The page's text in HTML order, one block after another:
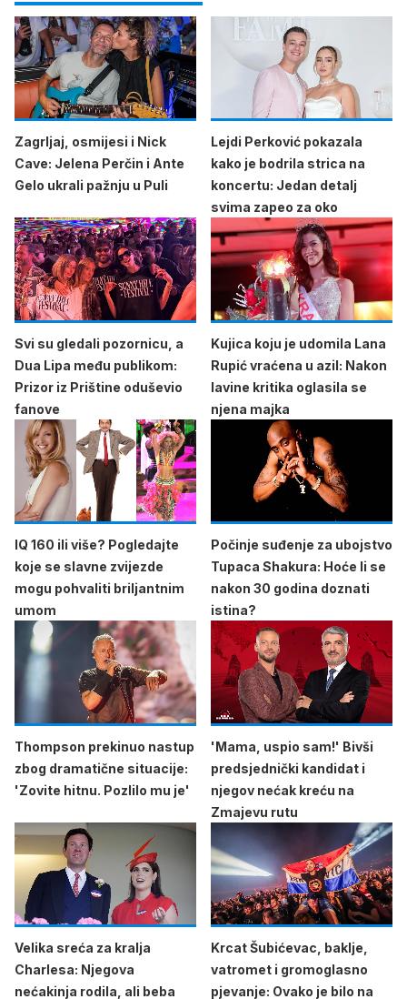
Zagrljaj, osmijesi i Nick
Cave: Jelena Perčin i Ante
Gelo ukrali pažnju u Puli
Lejdi Perković pokazala
kako je bodrila strica na
koncertu: Jedan detalj
svima zapeo za oko
Svi su gledali pozornicu, a
Dua Lipa među publikom:
Prizor iz Prištine oduševio
fanove
Kujica koju je udomila Lana
Rupić vraćena u azil: Nakon
lavine kritika oglasila se
njena majka
IQ 160 ili više? Pogledajte
koje se slavne zvijezde
mogu pohvaliti briljantnim
umom
Počinje suđenje za ubojstvo
Tupaca Shakura: Hoće li se
nakon 30 godina doznati
istina?
Thompson prekinuo nastup
zbog dramatične situacije:
'Zovite hitnu. Pozlilo mu je'
'Mama, uspio sam!' Bivši
predsjednički kandidat i
njegov nećak kreću na
Zmajevu rutu
Velika sreća za kralja
Charlesa: Njegova
nećakinja rodila, ali beba
Krcat Šubićevac, baklje,
vatromet i gromoglasno
pjevanje: Ovako je bilo na